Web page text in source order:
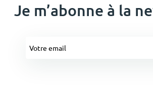
Je m’abonne à la